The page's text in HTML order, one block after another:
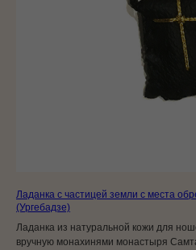
Ладанка с частицей земли с места
(Ургебадзе)
Ладанка из натуральной кожи для
вручную монахинями монастыря